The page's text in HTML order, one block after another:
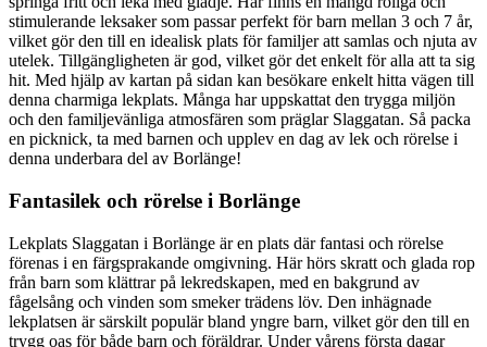
stimulerande leksaker som passar perfekt för barn mellan 3 och 7 år,
vilket gör den till en idealisk plats för familjer att samlas och njuta av
utelek. Tillgängligheten är god, vilket gör det enkelt för alla att ta sig
hit. Med hjälp av kartan på sidan kan besökare enkelt hitta vägen till
denna charmiga lekplats. Många har uppskattat den trygga miljön
och den familjevänliga atmosfären som präglar Slaggatan. Så packa
en picknick, ta med barnen och upplev en dag av lek och rörelse i
denna underbara del av Borlänge!
Fantasilek och rörelse i Borlänge
Lekplats Slaggatan i Borlänge är en plats där fantasi och rörelse
förenas i en färgsprakande omgivning. Här hörs skratt och glada rop
från barn som klättrar på lekredskapen, med en bakgrund av
fågelsång och vinden som smeker trädens löv. Den inhägnade
lekplatsen är särskilt populär bland yngre barn, vilket gör den till en
trygg oas för både barn och föräldrar. Under vårens första dagar